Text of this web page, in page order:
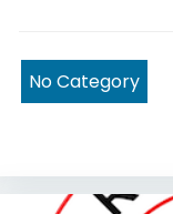
No Category